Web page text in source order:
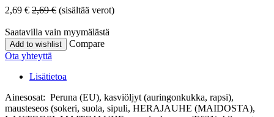
2,69 € 2,69€ (sisältää verot)
Saatavilla vain myymälästä
Add to wishlist
Compare
Ota yhteyttä
Lisätietoa
Ainesosat: Peruna (EU), kasviöljyt (auringonkukka, rapsi),
mausteseos (sokeri, suola, sipuli, HERAJAUHE (MAIDOSTA),